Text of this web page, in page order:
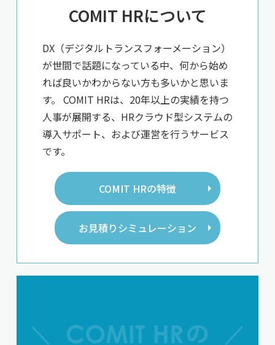
COMIT HRについて
DX（デジタルトランスフォーメーション）
が世間で話題になっている中、何から始め
れば良いかわからない方も多いかと思いま
す。 COMIT HRは、20年以上の実績を持つ
人事が展開する、HRクラウド型システムの
導入サポート、および運営を行うサービス
です。
COMIT HRの特徴
お見積りシミュレーション